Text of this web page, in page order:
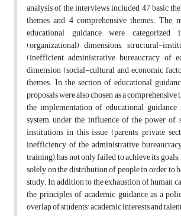
analysis of the interviews included 47 basic
themes and 4 comprehensive themes. The
educational guidance were
(organizational) dimensions, structural-
(inefficient administrative bureaucracy of
dimension (social-cultural and economic
themes. In the section of educational
proposals were also chosen as a
the implementation of educational
system, under the influence of the power of
institutions in this issue (parents, private
inefficiency of the administrative
training), has not only failed to achieve its
solely on the distribution of people in order to
study. In addition to the exhaustion of human
the principles of academic guidance as a
overlap of students' academic interests and